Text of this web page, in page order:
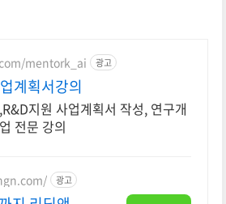
mentork_ai 광고
계획서강의
지원 사업계획서 작성, 연구개
전문 강의
광고